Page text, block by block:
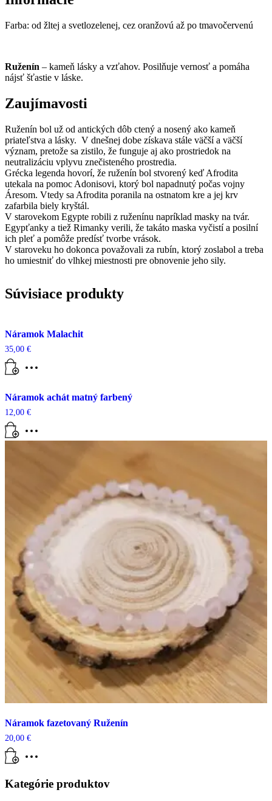
Farba: od žltej a svetlozelenej, cez oranžovú až po tmavočervenú
Ruženín – kameň lásky a vzťahov. Posilňuje vernosť a pomáha
nájsť šťastie v láske.
Zaujímavosti
Ruženín bol už od antických dôb ctený a nosený ako kameň
priateľstva a lásky. V dnešnej dobe získava stále väčší a väčší
význam, pretože sa zistilo, že funguje aj ako prostriedok na
neutralizáciu vplyvu znečisteného prostredia.
Grécka legenda hovorí, že ruženín bol stvorený keď Afrodita
utekala na pomoc Adonisovi, ktorý bol napadnutý počas vojny
Áresom. Vtedy sa Afrodita poranila na ostnatom kre a jej krv
zafarbila biely kryštál.
V starovekom Egypte robili z ruženínu napríklad masky na tvár.
Egypťanky a tiež Rimanky verili, že takáto maska vyčistí a posilní
ich pleť a pomôže predísť tvorbe vrások.
V staroveku ho dokonca považovali za rubín, ktorý zoslabol a treba
ho umiestniť do vlhkej miestnosti pre obnovenie jeho sily.
Súvisiace produkty
Náramok Malachit
35,00 €
Náramok achát matný farbený
12,00 €
Náramok fazetovaný Ruženín
20,00 €
Kategórie produktov